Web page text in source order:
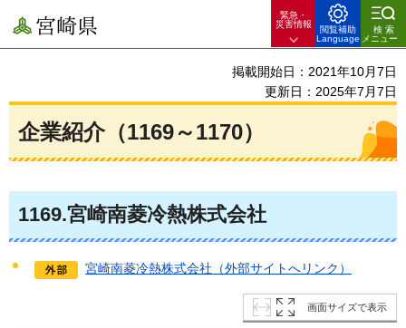
宮崎県
緊急・
災害情報
閲覧補助
Language
検索
メニュー
掲載開始日：2021年10月7日
更新日：2025年7月7日
企業紹介（1169～1170）
1169.宮崎南菱冷熱株式会社
宮崎南菱冷熱株式会社（外部サイトへリンク）
画面サイズで表示